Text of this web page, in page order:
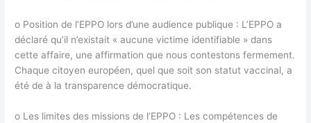
o Position de l’EPPO lors d’une audience publique : L’EPPO a
déclaré qu’il n’existait « aucune victime identifiable » dans
cette affaire, une affirmation que nous contestons fermement.
Chaque citoyen européen, quel que soit son statut vaccinal, a
été de à la transparence démocratique.
o Les limites des missions de l’EPPO : Les compétences de